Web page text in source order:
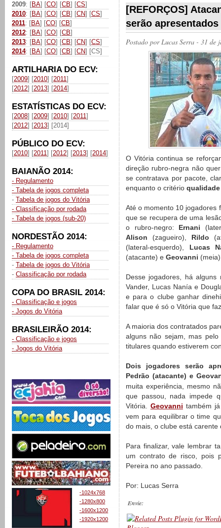
2009: [BA] [CO] [CB] [CS]
2010: [BA] [CO] [CB] [CN] [CS]
2011: [BA] [CO] [CB]
2012: [BA] [CO] [CB]
2013: [BA] [CO] [CB] [CN] [CS]
2014: [BA] [CO] [CB] [CN] [CS]
ARTILHARIA DO ECV:
[2009] [2010] [2011]
[2012] [2013] [2014]
ESTATÍSTICAS DO ECV:
[2008] [2009] [2010] [2011]
[2012] [2013] [2014]
PÚBLICO DO ECV:
[2010] [2011] [2012] [2013] [2014]
BAIANÃO 2014:
- Regulamento
- Tabela de jogos completa
- Tabela de jogos do Vitória
- Classificação por rodada
- Tabela de jogos (sub-20)
NORDESTÃO 2014:
- Regulamento
- Tabela de jogos completa
- Tabela de jogos do Vitória
- Classificação por rodada
COPA DO BRASIL 2014:
- Classificação e jogos
- Jogos do Vitória
BRASILEIRÃO 2014:
- Classificação e jogos
- Jogos do Vitória
-1024x768
-1280x800
-1600x1200
-1920x1200
[REFORÇOS]
serão
Postado porLucas Serra - 31 de
O Vitória continua se
direção rubro-negra não
se contratava por pacote,
enquanto o critério qualidade
Até o momento 10 jogadores
que se recupera de uma
o rubro-negro: Ernani
Alison (zagueiro), Rildo
(lateral-esquerdo), Lucas
(atacante) e Geovanni
Desse jogadores, há alguns
Vander, Lucas Nanía e
e para o clube ganhar
falar que é só o Vitória que
A maioria dos contratados
alguns não sejam, mas
titulares quando estiverem
Dois jogadores serão
Pedrão (atacante) e
muita experiência, mesmo
que passou, nada impede
Vitória. Geovanni também
vem para equilibrar o time
do mais, o clube está
Para finalizar, vale lembrar
um contrato de risco, pois
Pereira no ano passado.
Por: Lucas Serra
Envie: